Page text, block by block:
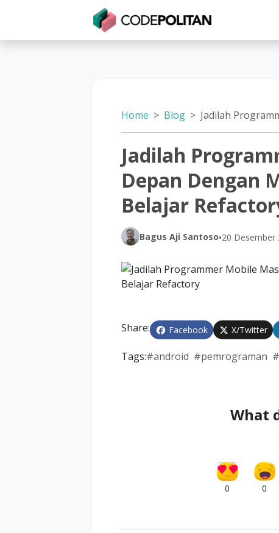
Untuk IndividuUntuk Bisnis
Home Blog Jadilah Programmer Mobile Masa Depan
Jadilah
Depan Dengan
Belajar
Bagus Aji Santoso•20 Desember
Share: Facebook X/Twitter
Tags:#android #pemrograman #
What
0 0